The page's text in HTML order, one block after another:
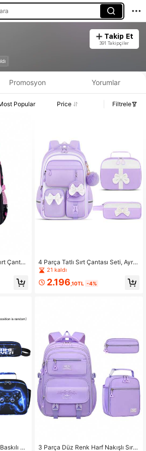
Takip Et
391 Takipçiler
Promosyon Yorumlar
Popular Price Filtrele
Çantas
Bilgisa
H
4 Parça Tatlı Sırt Çantası Seti, Ayrıl
abilir Fiyonk, İçinde Dizüstü Bilgisa
arımı, El Çantası Olarak Kullanılabilir
21 kaldı
2.196 ,10TL -4%
3 Parça Düz Renk Harf Nakışlı Sırt